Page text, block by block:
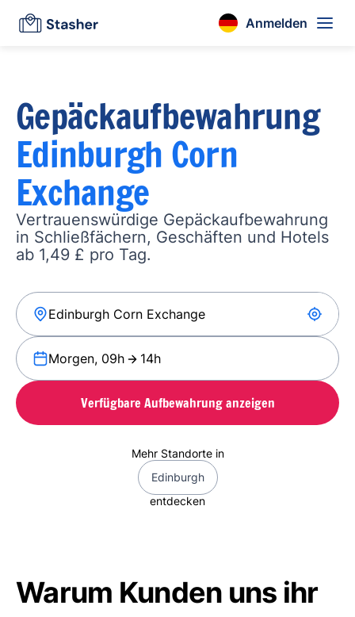
Anmelden
Gepäckaufbewahrung
Edinburgh Corn
Exchange
Vertrauenswürdige Gepäckaufbewahrung
in Schließfächern, Geschäften und Hotels
ab 1,49 £ pro Tag.
Morgen, 09h 14h
Verfügbare Aufbewahrung anzeigen
Mehr Standorte in
Edinburgh
entdecken
Warum Kunden uns ihr